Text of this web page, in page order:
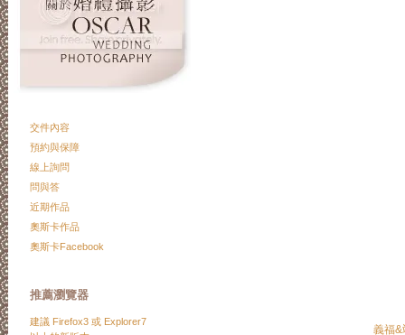
交件內容
預約與保障
線上詢問
問與答
近期作品
奧斯卡作品
奧斯卡Facebook
推薦瀏覽器
建議 Firefox3 或 Explorer7
義福&